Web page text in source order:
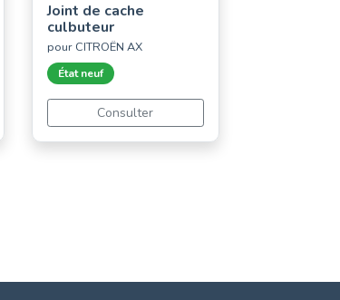
Joint de cache
culbuteur
pour CITROËN AX
État neuf
Consulter